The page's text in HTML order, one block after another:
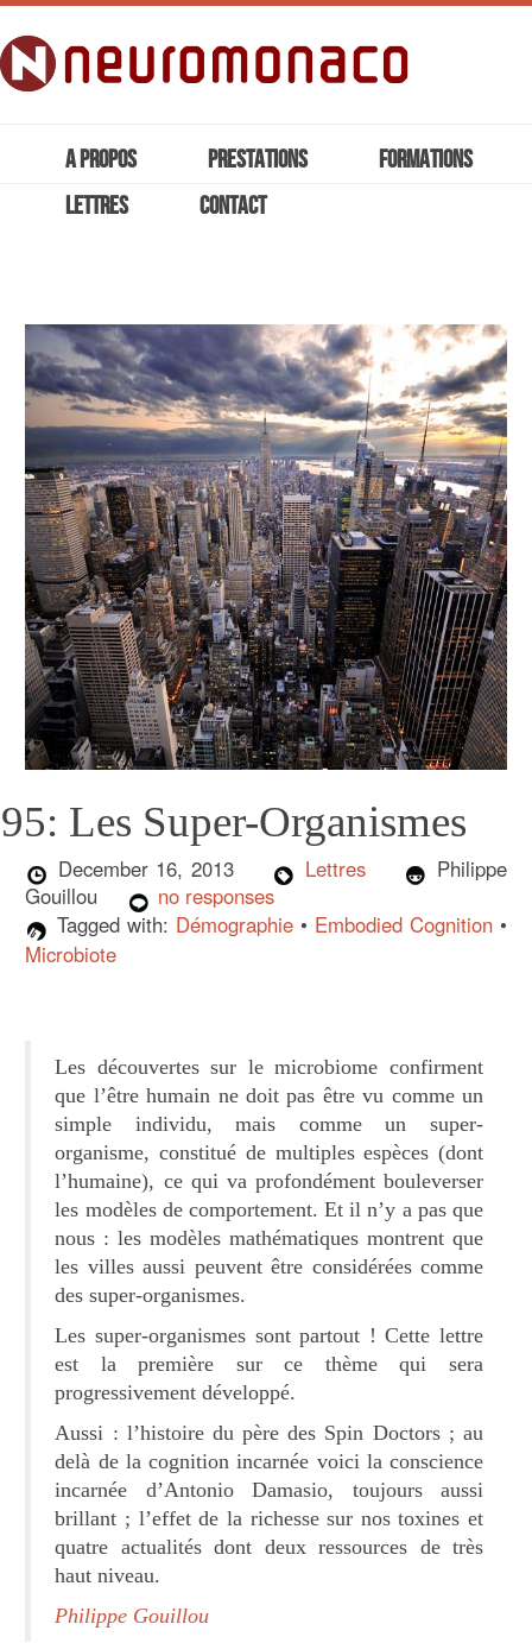
A PROPOS PRESTATIONS
FORMATIONS
LETTRES
CONTACT
95: Les Super-Organismes
December 16, 2013 Lettres
Philippe
Gouillou
no responses
Tagged with: Démographie • Embodied Cognition •
Microbiote
Les découvertes sur le microbiome confirment
que l’être humain ne doit pas être vu comme un
simple individu, mais comme un super-
organisme, constitué de multiples espèces (dont
l’humaine), ce qui va profondément bouleverser
les modèles de comportement. Et il n’y a pas que
nous : les modèles mathématiques montrent que
les villes aussi peuvent être considérées comme
des super-organismes.
Les super-organismes sont partout ! Cette lettre
est la première sur ce thème qui sera
progressivement développé.
Aussi : l’histoire du père des Spin Doctors ; au
delà de la cognition incarnée voici la conscience
incarnée d’Antonio Damasio, toujours aussi
brillant ; l’effet de la richesse sur nos toxines et
quatre actualités dont deux ressources de très
haut niveau.
Philippe Gouillou